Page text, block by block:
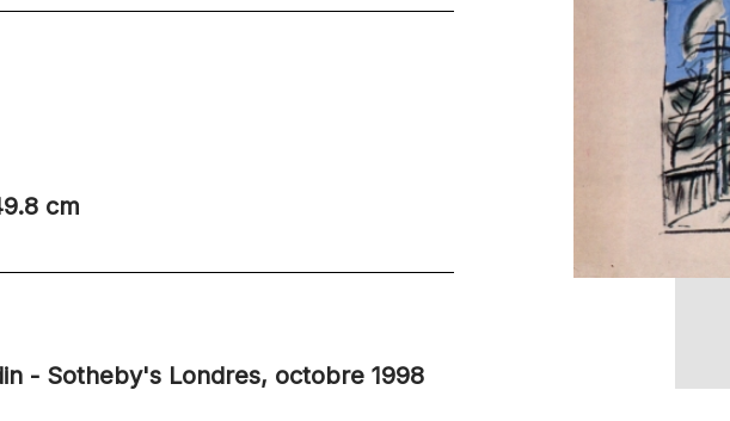
cm
- Sotheby's Londres, octobre 1998